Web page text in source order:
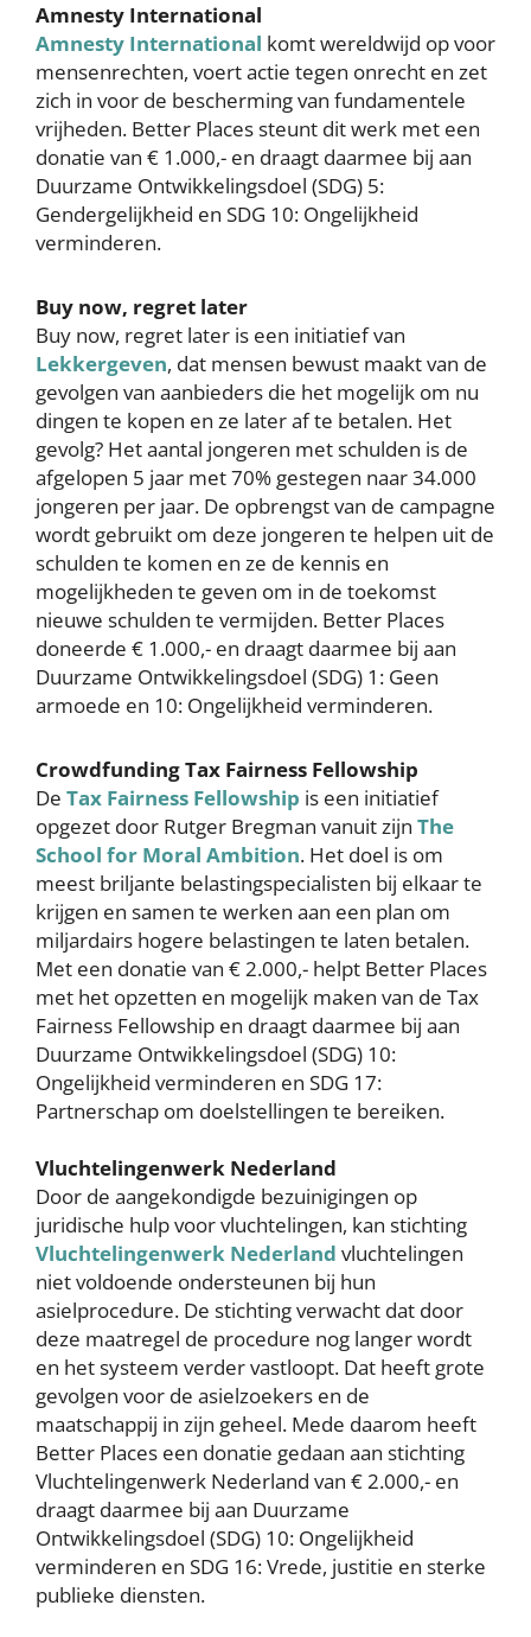
Amnesty International
Amnesty International komt wereldwijd op voor
mensenrechten, voert actie tegen onrecht en zet
zich in voor de bescherming van fundamentele
vrijheden. Better Places steunt dit werk met een
donatie van € 1.000,- en draagt daarmee bij aan
Duurzame Ontwikkelingsdoel (SDG) 5:
Gendergelijkheid en SDG 10: Ongelijkheid
verminderen.
Buy now, regret later
Buy now, regret later is een initiatief van
Lekkergeven, dat mensen bewust maakt van de
gevolgen van aanbieders die het mogelijk om nu
dingen te kopen en ze later af te betalen. Het
gevolg? Het aantal jongeren met schulden is de
afgelopen 5 jaar met 70% gestegen naar 34.000
jongeren per jaar. De opbrengst van de campagne
wordt gebruikt om deze jongeren te helpen uit de
schulden te komen en ze de kennis en
mogelijkheden te geven om in de toekomst
nieuwe schulden te vermijden. Better Places
doneerde € 1.000,- en draagt daarmee bij aan
Duurzame Ontwikkelingsdoel (SDG) 1: Geen
armoede en 10: Ongelijkheid verminderen.
Crowdfunding Tax Fairness Fellowship
De Tax Fairness Fellowship is een initiatief
opgezet door Rutger Bregman vanuit zijn The
School for Moral Ambition. Het doel is om
meest briljante belastingspecialisten bij elkaar te
krijgen en samen te werken aan een plan om
miljardairs hogere belastingen te laten betalen.
Met een donatie van € 2.000,- helpt Better Places
met het opzetten en mogelijk maken van de Tax
Fairness Fellowship en draagt daarmee bij aan
Duurzame Ontwikkelingsdoel (SDG) 10:
Ongelijkheid verminderen en SDG 17:
Partnerschap om doelstellingen te bereiken.
Vluchtelingenwerk Nederland
Door de aangekondigde bezuinigingen op
juridische hulp voor vluchtelingen, kan stichting
Vluchtelingenwerk Nederland vluchtelingen
niet voldoende ondersteunen bij hun
asielprocedure. De stichting verwacht dat door
deze maatregel de procedure nog langer wordt
en het systeem verder vastloopt. Dat heeft grote
gevolgen voor de asielzoekers en de
maatschappij in zijn geheel. Mede daarom heeft
Better Places een donatie gedaan aan stichting
Vluchtelingenwerk Nederland van € 2.000,- en
draagt daarmee bij aan Duurzame
Ontwikkelingsdoel (SDG) 10: Ongelijkheid
verminderen en SDG 16: Vrede, justitie en sterke
publieke diensten.